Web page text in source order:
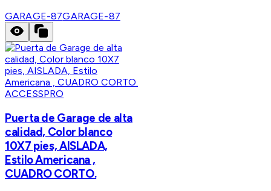
GARAGE-87GARAGE-87
ACCESSPRO
Puerta de Garage de alta
calidad, Color blanco
10X7 pies, AISLADA,
Estilo Americana ,
CUADRO CORTO.